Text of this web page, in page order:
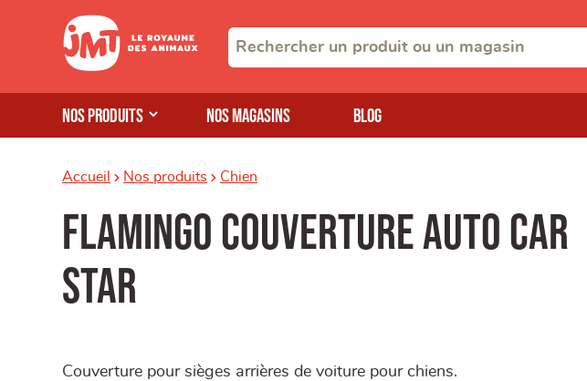
Nos produits Nos magasins Blog
Accueil Nos produits Chien
Flamingo couverture auto car
star
Couverture pour sièges arrières de voiture pour chiens.